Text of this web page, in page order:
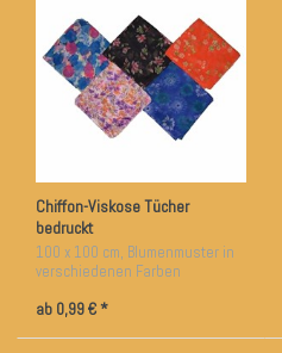
Chiffon-Viskose Tücher
bedruckt
100 x 100 cm, Blumenmuster in
verschiedenen Farben
ab 0,99 € *